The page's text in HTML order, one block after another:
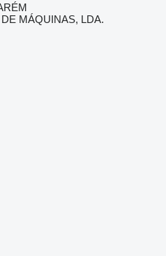
MÁQUINAS, LDA.